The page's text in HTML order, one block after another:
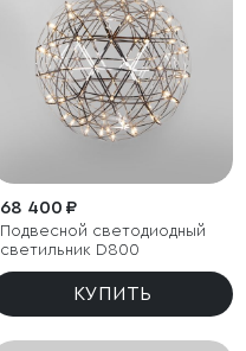
68 400 ₽
Подвесной светодиодный
светильник D800
КУПИТЬ